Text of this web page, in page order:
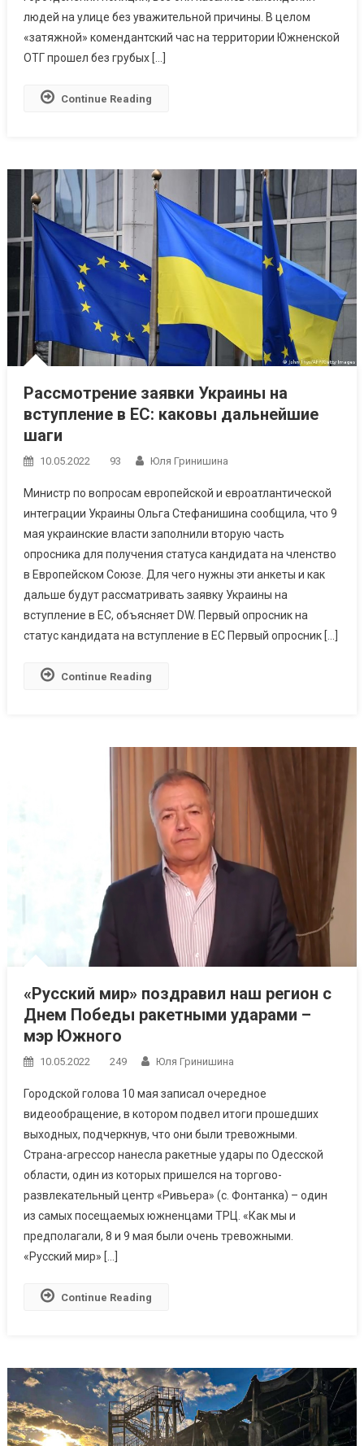
людей на улице без уважительной причины. В целом
«затяжной» комендантский час на территории Южненской
ОТГ прошел без грубых […]
Continue Reading
Рассмотрение заявки Украины на
вступление в ЕС: каковы дальнейшие
шаги
10.05.2022 93 Юля Гринишина
Министр по вопросам европейской и евроатлантической
интеграции Украины Ольга Стефанишина сообщила, что 9
мая украинские власти заполнили вторую часть
опросника для получения статуса кандидата на членство
в Европейском Союзе. Для чего нужны эти анкеты и как
дальше будут рассматривать заявку Украины на
вступление в ЕС, объясняет DW. Первый опросник на
статус кандидата на вступление в ЕС Первый опросник […]
Continue Reading
«Русский мир» поздравил наш регион с
Днем Победы ракетными ударами –
мэр Южного
10.05.2022 249 Юля Гринишина
Городской голова 10 мая записал очередное
видеообращение, в котором подвел итоги прошедших
выходных, подчеркнув, что они были тревожными.
Страна-агрессор нанесла ракетные удары по Одесской
области, один из которых пришелся на торгово-
развлекательный центр «Ривьера» (с. Фонтанка) – один
из самых посещаемых южненцами ТРЦ. «Как мы и
предполагали, 8 и 9 мая были очень тревожными.
«Русский мир» […]
Continue Reading